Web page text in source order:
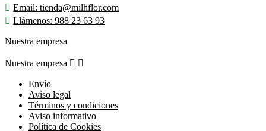
 Email: tienda@milhflor.com
 Llámenos: 988 23 63 93
Nuestra empresa
Nuestra empresa  
Envío
Aviso legal
Términos y condiciones
Aviso informativo
Política de Cookies